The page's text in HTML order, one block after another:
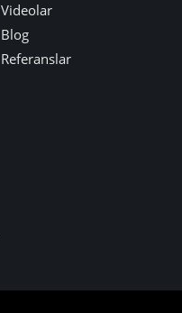
Videolar
Blog
Referanslar